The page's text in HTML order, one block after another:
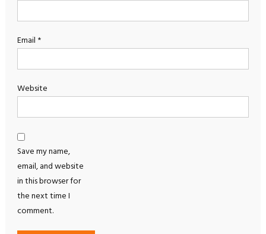
Email *
Website
Save my name,
email, and website
in this browser for
the next time I
comment.